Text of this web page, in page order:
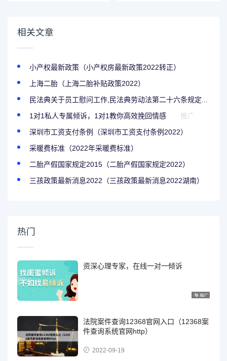
相关文章
小产权最新政策（小产权房最新政策2022转正）
上海二胎（上海二胎补贴政策2022）
民法典关于员工慰问工作,民法典劳动法第二十六条规定...
1对1私人专属倾诉，1对1教你高效挽回情感
推广
深圳市工资支付条例（深圳市工资支付条例2022）
采暖费标准（2022年采暖费标准）
二胎产假国家规定2015（二胎产假国家规定2022）
三孩政策最新消息2022（三孩政策最新消息2022湖南）
热门
资深心理专家，在线一对一倾诉
法院案件查询12368官网入口（12368案
件查询系统官网http）
2022-09-19